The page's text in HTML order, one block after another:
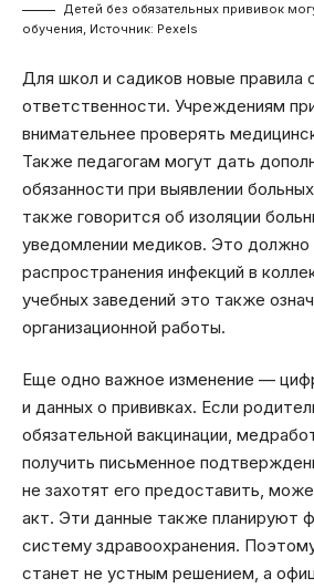
Детей без обязательных прививок
обучения, Источник: Pexels
Для школ и садиков новые правила
ответственности. Учреждениям
внимательнее проверять
Также педагогам могут дать
обязанности при выявлении
также говорится об изоляции
уведомлении медиков. Это должно
распространения инфекций в
учебных заведений это также
организационной работы.
Еще одно важное изменение —
и данных о прививках. Если
обязательной вакцинации,
получить письменное
не захотят его предоставить,
акт. Эти данные также планируют
систему здравоохранения.
станет не устным решением, а